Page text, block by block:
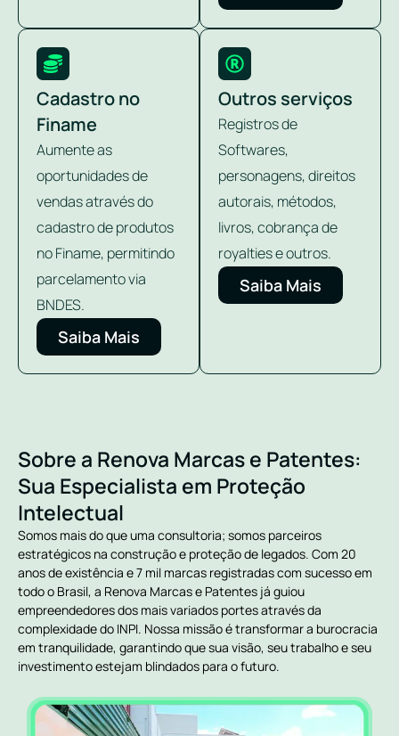
Cadastro no
Finame
Aumente as
oportunidades de
vendas através do
cadastro de produtos
no Finame, permitindo
parcelamento via
BNDES.
Saiba Mais
Outros serviços
Registros de
Softwares,
personagens, direitos
autorais, métodos,
livros, cobrança de
royalties e outros.
Saiba Mais
Sobre a Renova Marcas e Patentes:
Sua Especialista em Proteção
Intelectual
Somos mais do que uma consultoria; somos parceiros
estratégicos na construção e proteção de legados. Com 20
anos de existência e 7 mil marcas registradas com sucesso em
todo o Brasil, a Renova Marcas e Patentes já guiou
empreendedores dos mais variados portes através da
complexidade do INPI. Nossa missão é transformar a burocracia
em tranquilidade, garantindo que sua visão, seu trabalho e seu
investimento estejam blindados para o futuro.